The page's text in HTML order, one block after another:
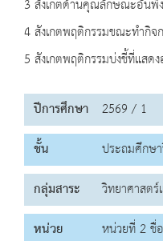
3 สังเกตด้านคุณลักษณะอันพึ
4 สังเกตพฤติกรรมขณะทำกิจ
5 สังเกตพฤติกรรมบ่งชี้ที่แสด
ปีการศึกษา 2569 / 1
ชั้น
ประถมศึกษ
กลุ่มสาระ
วิทยาศาสตร์
หน่วย
หน่วยที่ 2 ชื่